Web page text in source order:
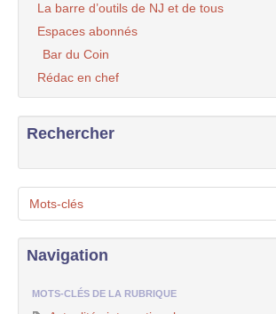
La barre d’outils de NJ et de tous
Espaces abonnés
Bar du Coin
Rédac en chef
Rechercher
Mots-clés
Navigation
MOTS-CLÉS DE LA RUBRIQUE